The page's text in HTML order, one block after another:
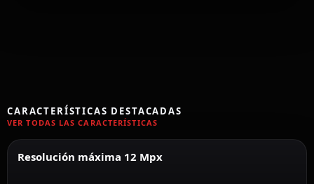
CARACTERÍSTICAS DESTACADAS
VER TODAS LAS CARACTERÍSTICAS
Resolución máxima 12 Mpx